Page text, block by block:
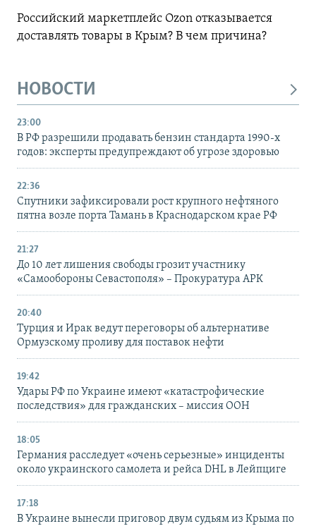
Российский маркетплейс Ozon отказывается
доставлять товары в Крым? В чем причина?
НОВОСТИ
23:00
В РФ разрешили продавать бензин стандарта 1990-х
годов: эксперты предупреждают об угрозе здоровью
22:36
Спутники зафиксировали рост крупного нефтяного
пятна возле порта Тамань в Краснодарском крае РФ
21:27
До 10 лет лишения свободы грозит участнику
«Самообороны Севастополя» – Прокуратура АРК
20:40
Турция и Ирак ведут переговоры об альтернативе
Ормузскому проливу для поставок нефти
19:42
Удары РФ по Украине имеют «катастрофические
последствия» для гражданских – миссия ООН
18:05
Германия расследует «очень серьезные» инциденты
около украинского самолета и рейса DHL в Лейпциге
17:18
В Украине вынесли приговор двум судьям из Крыма по